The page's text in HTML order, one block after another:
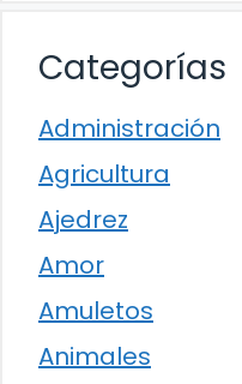
Categorías
Administración
Agricultura
Ajedrez
Amor
Amuletos
Animales